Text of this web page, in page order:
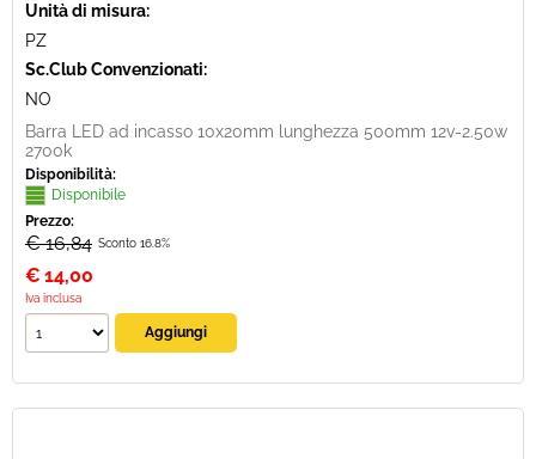
Unità di misura:
PZ
Sc.Club Convenzionati:
NO
Barra LED ad incasso 10x20mm lunghezza 500mm 12v-2.50w
2700k
Disponibilità:
Disponibile
Prezzo:
€ 16,84 Sconto 16.8%
€ 14,00
Iva inclusa